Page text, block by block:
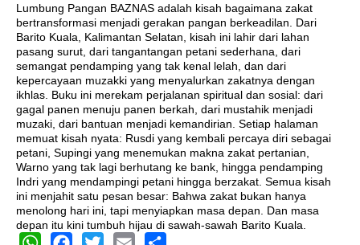
Lumbung Pangan BAZNAS adalah kisah bagaimana zakat
bertransformasi menjadi gerakan pangan berkeadilan. Dari
Barito Kuala, Kalimantan Selatan, kisah ini lahir dari lahan
pasang surut, dari tangantangan petani sederhana, dari
semangat pendamping yang tak kenal lelah, dan dari
kepercayaan muzakki yang menyalurkan zakatnya dengan
ikhlas. Buku ini merekam perjalanan spiritual dan sosial: dari
gagal panen menuju panen berkah, dari mustahik menjadi
muzaki, dari bantuan menjadi kemandirian. Setiap halaman
memuat kisah nyata: Rusdi yang kembali percaya diri sebagai
petani, Supingi yang menemukan makna zakat pertanian,
Warno yang tak lagi berhutang ke bank, hingga pendamping
Indri yang mendampingi petani hingga berzakat. Semua kisah
ini menjahit satu pesan besar: Bahwa zakat bukan hanya
menolong hari ini, tapi menyiapkan masa depan. Dan masa
depan itu kini tumbuh hijau di sawah-sawah Barito Kuala.